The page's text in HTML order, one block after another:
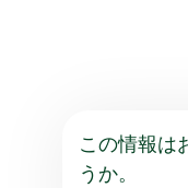
この情報は
うか。